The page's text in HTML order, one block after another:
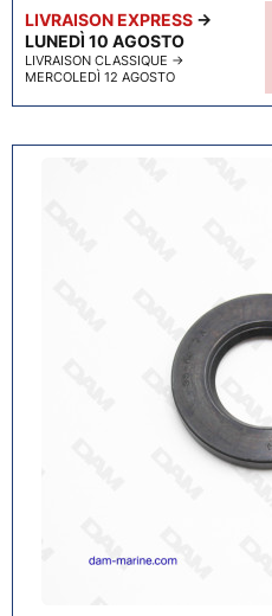
LIVRAISON EXPRESS →
LUNEDÌ 10 AGOSTO
LIVRAISON CLASSIQUE →
MERCOLEDÌ 12 AGOSTO